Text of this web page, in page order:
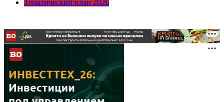
Тематический план 2026